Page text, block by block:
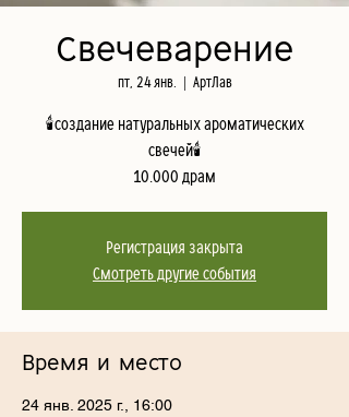
Свечеварение
пт, 24 янв. АртЛав
🕯️создание натуральных ароматических
свечей🕯️
10.000 драм
Регистрация закрыта
Смотреть другие события
Время и место
24 янв. 2025 г., 16:00